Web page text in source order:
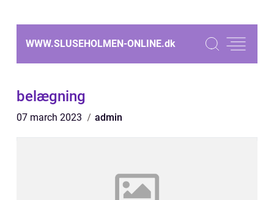
WWW.SLUSEHOLMEN-ONLINE.dk
belægning
07 march 2023 admin